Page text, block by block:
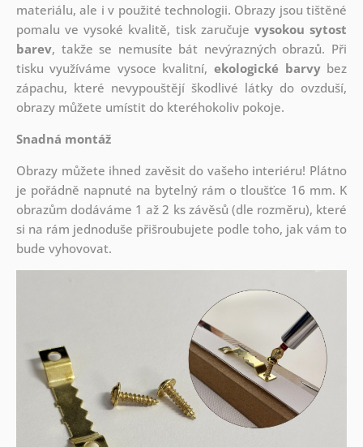
materiálu, ale i v použité technologii. Obrazy jsou tištěné
pomalu ve vysoké kvalitě, tisk zaručuje vysokou sytost
barev, takže se nemusíte bát nevýrazných obrazů. Při
tisku využíváme vysoce kvalitní,ekologické barvybez
zápachu, které nevypouštějí škodlivé látky do ovzduší,
obrazy můžete umístit do kteréhokoliv pokoje.
Snadná montáž
Obrazy můžete ihned zavěsit do vašeho interiéru! Plátno
je pořádně napnuté na bytelný rám o tloušťce 16 mm. K
obrazům dodáváme 1 až 2 ks závěsů (dle rozměru), které
si na rám jednoduše přišroubujete podle toho, jak vám to
bude vyhovovat.